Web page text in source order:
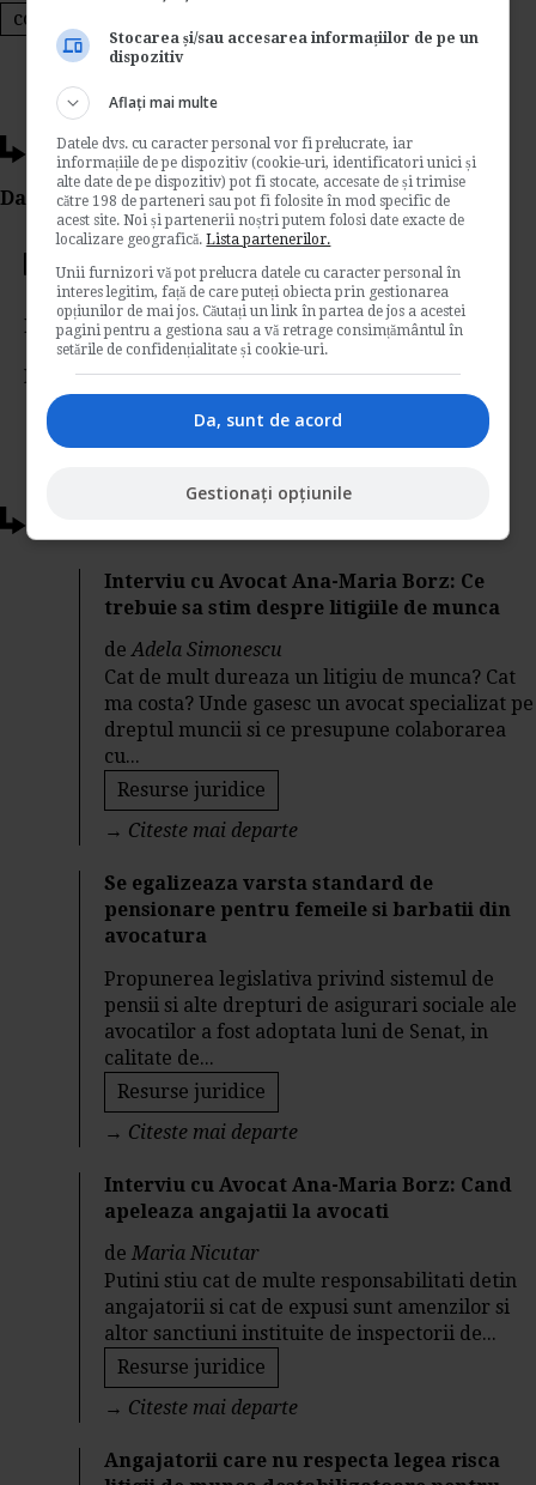
contract individual de munca
Ti-a placut acest articol?
Da Like, Printeaza sau trimite pe Email!
Votati articolul
Rating:
Nota:5din1voturi
Interviu cu Avocat Ana-Maria Borz: Ce
trebuie sa stim despre litigiile de munca
deAdela Simonescu
Cat de mult dureaza un litigiu de munca? Cat
ma costa? Unde gasesc un avocat specializat pe
dreptul muncii si ce presupune colaborarea
cu...
Resurse juridice
→ Citeste mai departe
Se egalizeaza varsta standard de
pensionare pentru femeile si barbatii din
avocatura
Propunerea legislativa privind sistemul de
pensii si alte drepturi de asigurari sociale ale
avocatilor a fost adoptata luni de Senat, in
calitate de...
Resurse juridice
→ Citeste mai departe
Interviu cu Avocat Ana-Maria Borz: Cand
apeleaza angajatii la avocati
deMaria Nicutar
Putini stiu cat de multe responsabilitati detin
angajatorii si cat de expusi sunt amenzilor si
altor sanctiuni instituite de inspectorii de...
Resurse juridice
→ Citeste mai departe
Angajatorii care nu respecta legea risca
Stocarea și/sau accesarea informațiilor de pe un
dispozitiv
Aflați mai multe
Datele dvs. cu caracter personal vor fi prelucrate, iar
informațiile de pe dispozitiv (cookie-uri, identificatori unici și
alte date de pe dispozitiv) pot fi stocate, accesate de și trimise
către 198 de parteneri sau pot fi folosite în mod specific de
acest site. Noi și partenerii noștri putem folosi date exacte de
localizare geografică.Lista partenerilor.
Unii furnizori vă pot prelucra datele cu caracter personal în
interes legitim, față de care puteți obiecta prin gestionarea
opțiunilor de mai jos. Căutați un link în partea de jos a acestei
pagini pentru a gestiona sau a vă retrage consimțământul în
setările de confidențialitate și cookie-uri.
Da, sunt de acord
Gestionați opțiunile